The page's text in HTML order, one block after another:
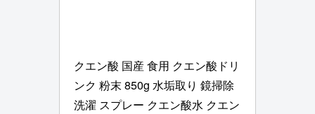
クエン酸 国産 食用 クエン酸ドリ
ンク 粉末 850g 水垢取り 鏡掃除
洗濯 スプレー クエン酸水 クエン